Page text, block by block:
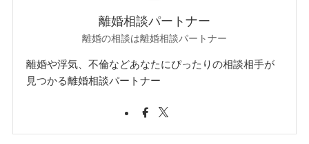
離婚相談パートナー
離婚の相談は離婚相談パートナー
離婚や浮気、不倫などあなたにぴったりの相談相手が
見つかる離婚相談パートナー